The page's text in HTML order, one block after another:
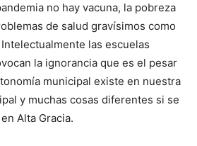
no hay vacuna, la pobreza
de salud gravísimos como
las escuelas
la ignorancia que es el pesar
municipal existe en nuestra
y muchas cosas diferentes si se
Alta Gracia.